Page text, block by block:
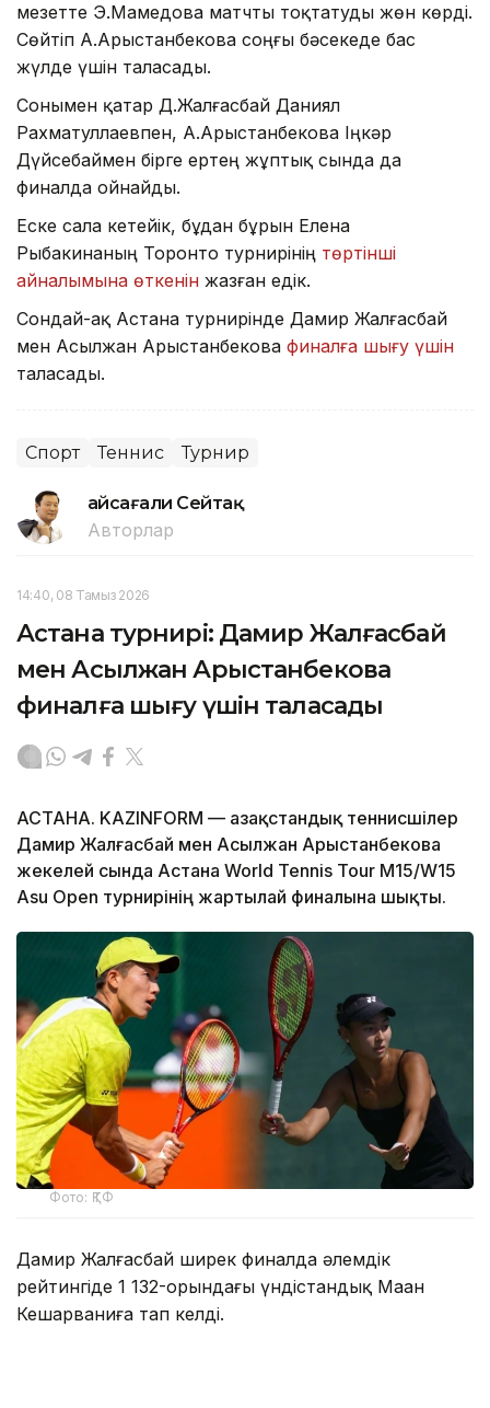
мезетте Э.Мамедова матчты тоқтатуды жөн көрді.
Сөйтіп А.Арыстанбекова соңғы бәсекеде бас
жүлде үшін таласады.
Сонымен қатар Д.Жалғасбай Даниял
Рахматуллаевпен, А.Арыстанбекова Іңкәр
Дүйсебаймен бірге ертең жұптық сында да
финалда ойнайды.
Еске сала кетейік, бұдан бұрын Елена
Рыбакинаның Торонто турнирінің төртінші
айналымына өткенін жазған едік.
Сондай-ақ Астана турнирінде Дамир Жалғасбай
мен Асылжан Арыстанбекова финалға шығу үшін
таласады.
Спорт Теннис Турнир
Ғайсағали Сейтақ
Авторлар
14:40, 08 Тамыз 2026
Астана турнирі: Дамир Жалғасбай
мен Асылжан Арыстанбекова
финалға шығу үшін таласады
АСТАНА. KAZINFORM — Қазақстандық теннисшілер
Дамир Жалғасбай мен Асылжан Арыстанбекова
жекелей сында Астана World Tennis Tour M15/W15
Asu Open турнирінің жартылай финалына шықты.
Фото: ҚТФ
Дамир Жалғасбай ширек финалда әлемдік
рейтингіде 1 132-орындағы үндістандық Маан
Кешарваниға тап келді.